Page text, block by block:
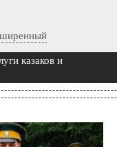
казаков и